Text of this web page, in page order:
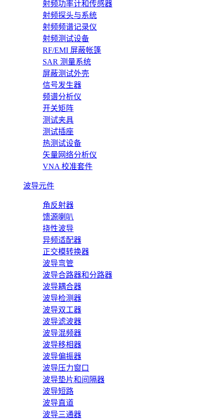
射频功率计和传感器
射频探头与系统
射频频谱记录仪
射频测试设备
RF/EMI 屏蔽帐篷
SAR 测量系统
屏蔽测试外壳
信号发生器
频谱分析仪
开关矩阵
测试夹具
测试插座
热测试设备
矢量网络分析仪
VNA 校准套件
波导元件
角反射器
馈源喇叭
挠性波导
异频适配器
正交模转换器
波导弯管
波导合路器和分路器
波导耦合器
波导检测器
波导双工器
波导滤波器
波导混频器
波导移相器
波导偏振器
波导压力窗口
波导垫片和间隔器
波导短路
波导直道
波导三通器